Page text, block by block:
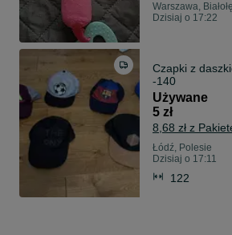
Warszawa,
Dzisiaj o 17:22
Czapki z
-140
Używane
5 zł
8,68 zł z
Łódź, Polesie
Dzisiaj o 17:11
122